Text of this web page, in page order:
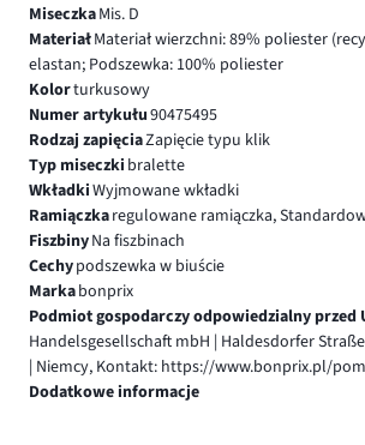
MiseczkaMis. D
MateriałMateriał wierzchni: 89% poliester
elastan; Podszewka: 100% poliester
Kolorturkusowy
Numer artykułu90475495
Rodzaj zapięciaZapięcie typu klik
Typ miseczki bralette
WkładkiWyjmowane wkładki
Ramiączkaregulowane ramiączka,
FiszbinyNa fiszbinach
Cechypodszewka w biuście
Markabonprix
Podmiot gospodarczy odpowiedzialny przed
Handelsgesellschaft mbH | Haldesdorfer
| Niemcy, Kontakt: https://www.bonprix.pl/
Dodatkowe informacje